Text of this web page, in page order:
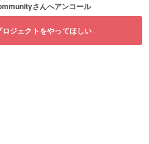
さんへアンコール
ロジェクトをやってほしい